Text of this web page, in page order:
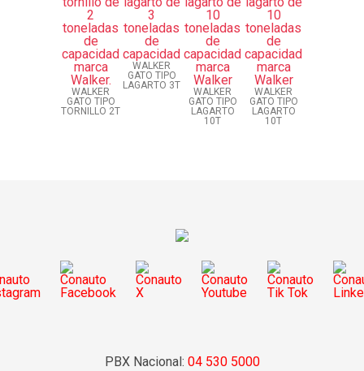
WALKER
GATO TIPO
TORNILLO 2T
WALKER
GATO TIPO
LAGARTO 3T
WALKER
GATO TIPO
LAGARTO
10T
WALKER
GATO TIPO
LAGARTO
10T
PBX Nacional: 04 530 5000